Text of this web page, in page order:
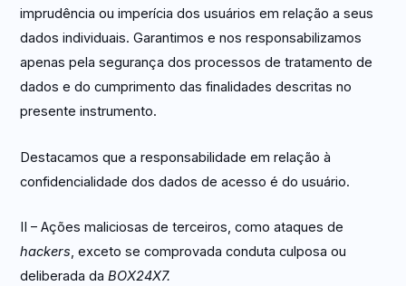
imprudência ou imperícia dos usuários em relação a seus
dados individuais. Garantimos e nos responsabilizamos
apenas pela segurança dos processos de tratamento de
dados e do cumprimento das finalidades descritas no
presente instrumento.
Destacamos que a responsabilidade em relação à
confidencialidade dos dados de acesso é do usuário.
II – Ações maliciosas de terceiros, como ataques de
hackers, exceto se comprovada conduta culposa ou
deliberada daBOX24X7.